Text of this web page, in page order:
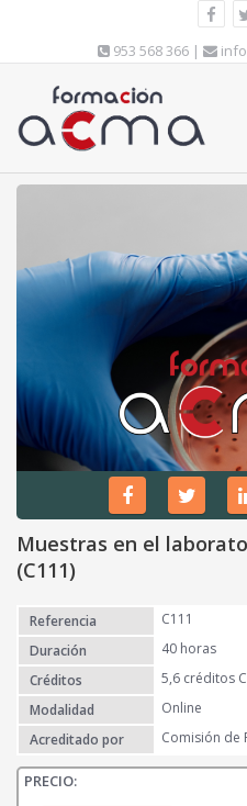
953 568 366 |
Muestras en el
(C111)
Referencia
C111
Duración
40 horas
Créditos
5,6 créditos
Modalidad
Online
Acreditado por
Comisión de